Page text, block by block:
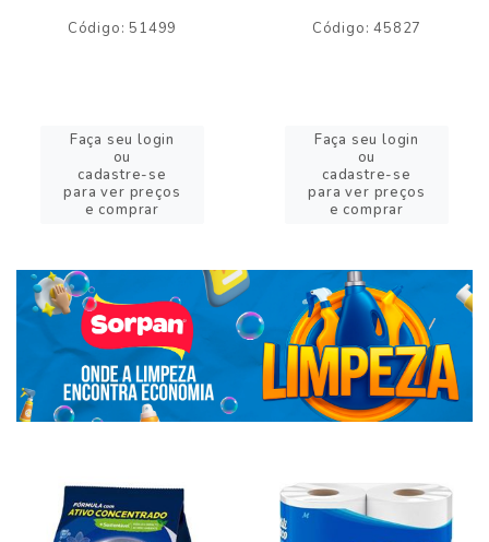
Código: 51499
Faça seu login
ou
cadastre-se
para ver preços
e comprar
Código: 45827
Faça seu login
ou
cadastre-se
para ver preços
e comprar